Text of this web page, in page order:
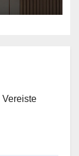
Vereiste